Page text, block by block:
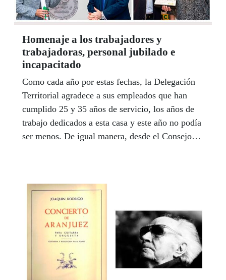
Homenaje a los trabajadores y
trabajadoras, personal jubilado e
incapacitado
Como cada año por estas fechas, la Delegación
Territorial agradece a sus empleados que han
cumplido 25 y 35 años de servicio, los años de
trabajo dedicados a esta casa y este año no podía
ser menos. De igual manera, desde el Consejo